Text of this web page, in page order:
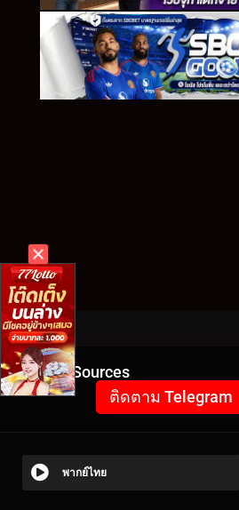
Video Sources
ติดตาม Telegram
พากย์ไทย